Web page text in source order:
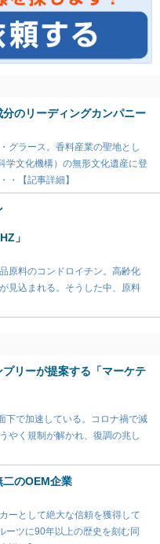
のリーディングカンパニー
グラース。香料産業の聖地とし
学文化機構）の無形文化遺産に登
・【記事詳細】
」
原料のコンドロイチン。高齢化
見込まれる。そうした中、原料
リーが提案する「マーケテ
下で加速している。コロナ禍で減
やく規制が解かれ、復調の兆し
のOEM企業
ーとして絶大な信頼を獲得して
ーツに90年以上の歴史を刻む同